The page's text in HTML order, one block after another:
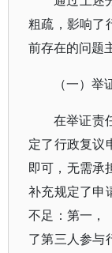
粗疏，影响了
前存在的问题
（一）
在举证责
定了行政复议
即可，无需承
补充规定了申
不足：第一，
了第三人参与